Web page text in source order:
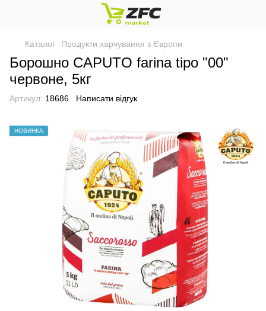
Каталог Продукти харчування з Європи
Борошно CAPUTO farina tipo "00"
червоне, 5кг
Артикул: 18686 Написати відгук
НОВИНКА